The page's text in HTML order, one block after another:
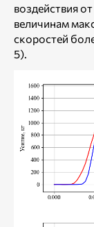
воздействия
величинам
скоростей
5).